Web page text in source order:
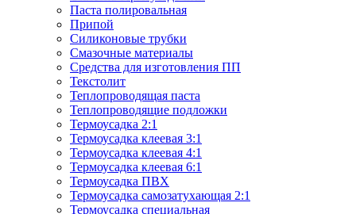
Паста полировальная
Припой
Силиконовые трубки
Смазочные материалы
Средства для изготовления ПП
Текстолит
Теплопроводящая паста
Теплопроводящие подложки
Термоусадка 2:1
Термоусадка клеевая 3:1
Термоусадка клеевая 4:1
Термоусадка клеевая 6:1
Термоусадка ПВХ
Термоусадка самозатухающая 2:1
Термоусадка специальная